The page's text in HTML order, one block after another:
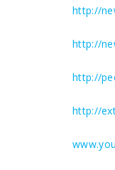
http://
http://
http://
http://